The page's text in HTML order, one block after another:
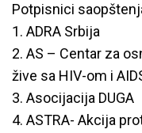
Potpisnici
1. ADRA Srbija
2. AS – Centar za
žive sa HIV-om i
3. Asocijacija DUGA
4. ASTRA- Akcija